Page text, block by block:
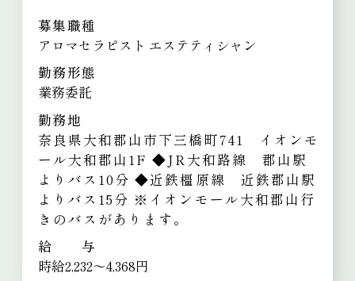
募集職種
アロマセラピスト エステティシャン
勤務形態
業務委託
勤務地
奈良県大和郡山市下三橋町741 イオンモ
ール大和郡山1F ◆JR大和路線 郡山駅
よりバス10分 ◆近鉄橿原線 近鉄郡山駅
よりバス15分 ※イオンモール大和郡山行
きのバスがあります。
給 与
時給2,232～4,368円